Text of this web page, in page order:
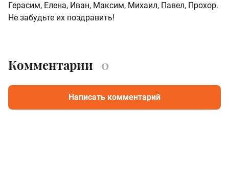
Герасим, Елена, Иван, Максим, Михаил, Павел, Прохор.
Не забудьте их поздравить!
Комментарии 0
Написать комментарий